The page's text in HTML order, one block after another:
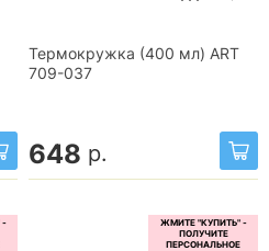
Термокружка (400 мл) ART
709-037
648 р.